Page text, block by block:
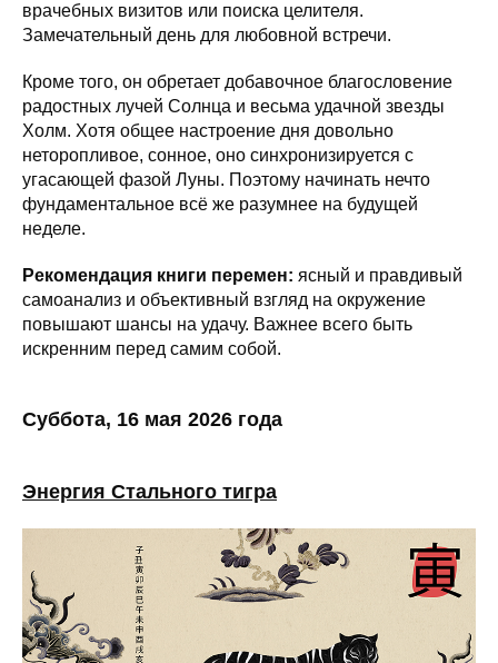
врачебных визитов или поиска целителя.
Замечательный день для любовной встречи.
Кроме того, он обретает добавочное благословение
радостных лучей Солнца и весьма удачной звезды
Холм. Хотя общее настроение дня довольно
неторопливое, сонное, оно синхронизируется с
угасающей фазой Луны. Поэтому начинать нечто
фундаментальное всё же разумнее на будущей
неделе.
Рекомендация книги перемен: ясный и правдивый
самоанализ и объективный взгляд на окружение
повышают шансы на удачу. Важнее всего быть
искренним перед самим собой.
Суббота, 16 мая 2026 года
Энергия Стального тигра